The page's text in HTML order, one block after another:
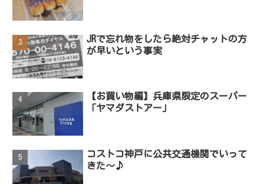
JRで忘れ物をしたら絶対チャットの方
が早いという事実
【お買い物編】兵庫県限定のスーパー
「ヤマダストアー」
コストコ神戸に公共交通機関でいって
きた～♪